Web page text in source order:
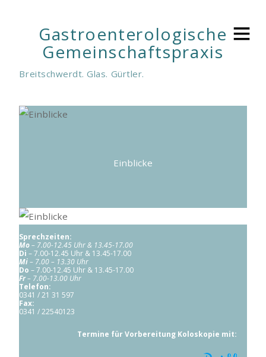
Gastroenterologische
Gemeinschaftspraxis
Breitschwerdt. Glas. Gürtler.
Einblicke
Sprechzeiten:
Mo– 7.00-12.45 Uhr & 13.45-17.00
Di – 7.00-12.45 Uhr & 13.45-17.00
Mi– 7.00 – 13.30 Uhr
Do – 7.00-12.45 Uhr & 13.45-17.00
Fr– 7.00-13.00 Uhr
Telefon:
0341 / 21 31 597
Fax:
0341 / 22540123
Termine für Vorbereitung Koloskopie mit: